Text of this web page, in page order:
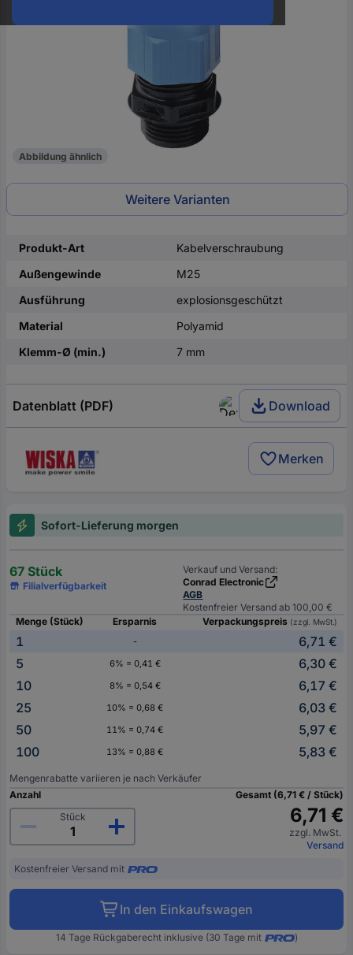
Abbildung ähnlich
Weitere Varianten
Produkt-Art
Kabelverschraubung
Außengewinde
M25
Ausführung
explosionsgeschützt
Material
Polyamid
Klemm-Ø (min.)
7 mm
Datenblatt (PDF) Download
Merken
Sofort-Lieferung morgen
67 Stück
Filialverfügbarkeit
Verkauf und Versand:
Conrad Electronic
AGB
Kostenfreier Versand ab 100,00 €
Menge (Stück)
Ersparnis Verpackungspreis (zzgl. MwSt.)
1 -
6,71 €
5
6% = 0,41 €
6,30 €
10
8% = 0,54 €
6,17 €
25
10% = 0,68 €
6,03 €
50
11% = 0,74 €
5,97 €
100
13% = 0,88 € 5,83 €
Mengenrabatte variieren je nach Verkäufer
Anzahl
Stück
Gesamt (6,71 € / Stück)
6,71 €
zzgl. MwSt.
Versand
Kostenfreier Versand mit
In den Einkaufswagen
14 Tage Rückgaberecht inklusive (30 Tage mit )